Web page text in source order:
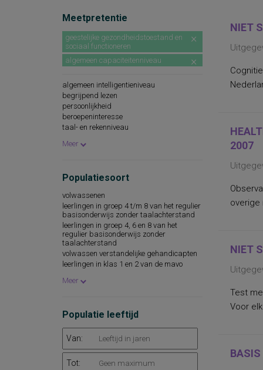
Meetpretentie
geestelijke gezondheidstoestand en
sociaal functioneren
algemeen capaciteitenniveau
algemeen intelligentieniveau
begrijpend lezen
persoonlijkheid
beroepeninteresse
taal- en rekenniveau
spellingsvaardigheid
persoonlijkheidseigenschappen
woordenschat
sociaal-emotioneel functioneren
technische leesvaardigheid
leesvaardigheid
persoonlijkheidsaspecten, aan de
werksituatie gerelateerd
psychopathologie
rekenvaardigheid
technisch lezen
taal, rekenen-wiskunde en
begrijpend lezen en leesattitude
dyslexie
intellectuele capaciteiten, intelligentie
kwaliteit van leven
Meer
Populatiesoort
volwassenen
leerlingen in groep 4 t/m 8 van het regulier
basisonderwijs zonder taalachterstand
leerlingen in groep 4, 6 en 8 van het
regulier basisonderwijs zonder
taalachterstand
volwassen verstandelijke gehandicapten
leerlingen in klas 1 en 2 van de mavo
Meer
Populatie leeftijd
Van:
Tot:
NIET
2007
overige
NIET
Test
Voor